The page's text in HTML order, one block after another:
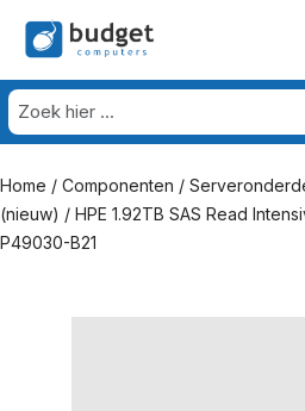
Home / Componenten /
(nieuw) / HPE 1.92TB SAS Read
P49030-B21